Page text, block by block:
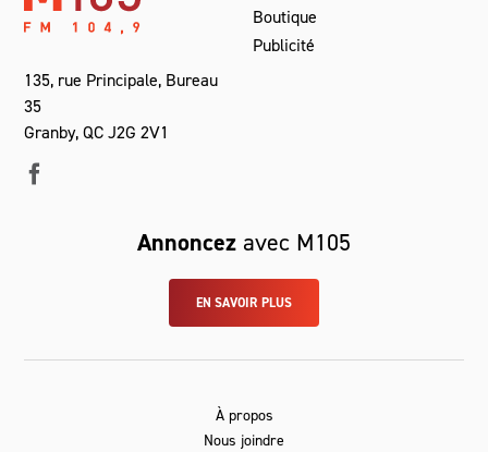
135, rue Principale, Bureau
35
Granby, QC J2G 2V1
Boutique
Publicité
Annoncez avec M105
EN SAVOIR PLUS
À propos
Nous joindre